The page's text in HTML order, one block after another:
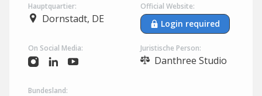
Hauptquartier:
Dornstadt, DE
Official Website:
Login required
On Social Media: Juristische Person:
Danthree Studio
Bundesland: